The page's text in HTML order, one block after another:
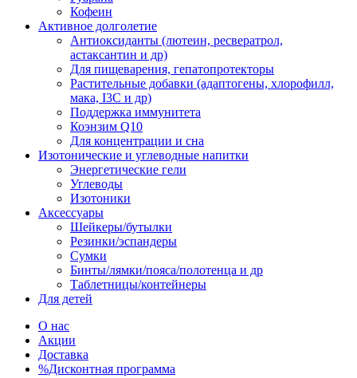
Кофеин
Активное долголетие
Антиоксиданты (лютеин, ресвератрол,
астаксантин и др)
Для пищеварения, гепатопротекторы
Растительные добавки (адаптогены, хлорофилл,
мака, I3C и др)
Поддержка иммунитета
Коэнзим Q10
Для концентрации и сна
Изотонические и углеводные напитки
Энергетические гели
Углеводы
Изотоники
Аксессуары
Шейкеры/бутылки
Резинки/эспандеры
Сумки
Бинты/лямки/пояса/полотенца и др
Таблетницы/контейнеры
Для детей
О нас
Акции
Доставка
%Дисконтная программа